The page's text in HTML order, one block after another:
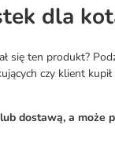
dla
się ten produkt?
czy klient
dostawą, a może